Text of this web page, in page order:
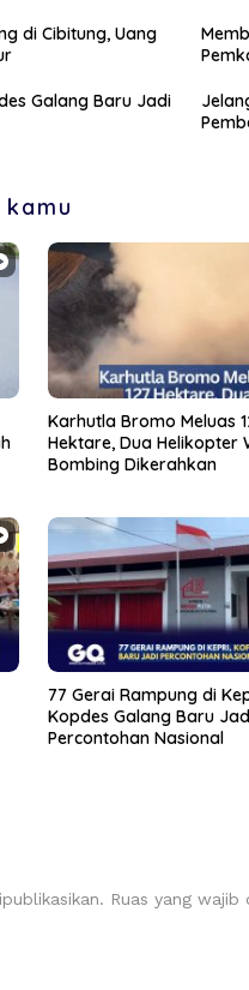
di Cibitung, Uang
Galang Baru Jadi
Karhutla Bromo Meluas
Hektare, Dua Helikopter
Bombing Dikerahkan
77 Gerai Rampung di
Kopdes Galang Baru
Percontohan Nasional
Ruas yang wajib